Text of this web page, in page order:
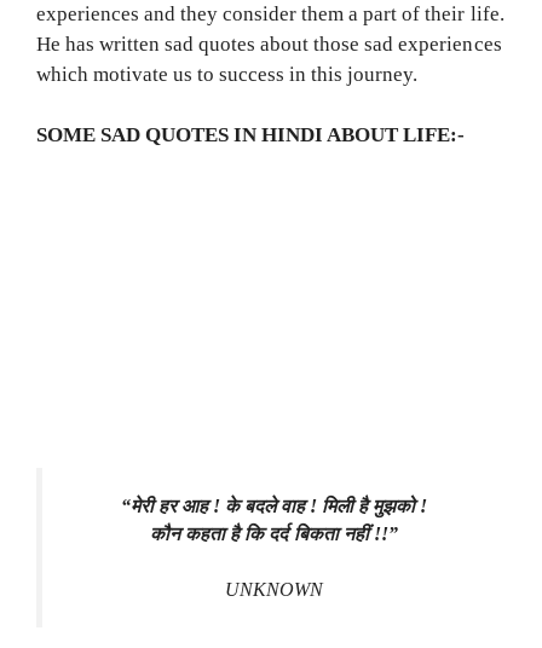
experiences and they consider them a part of their life.
He has written sad quotes about those sad experiences
which motivate us to success in this journey.
SOME SAD QUOTES IN HINDI ABOUT LIFE:-
“मेरी हर आह ! के बदले वाह ! मिली है मुझको !
कौन कहता है कि दर्द बिकता नहीं !!”
UNKNOWN